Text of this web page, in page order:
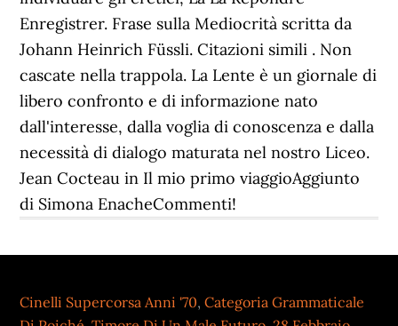
Cinelli Supercorsa Anni '70,Categoria Grammaticale